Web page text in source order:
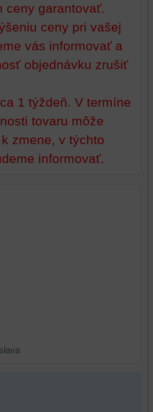
ceny garantovať.
ceny pri vašej
vás informovať a
objednávku zrušiť
1 týždeň. V termíne
tovaru môže
zmene, v týchto
informovať.